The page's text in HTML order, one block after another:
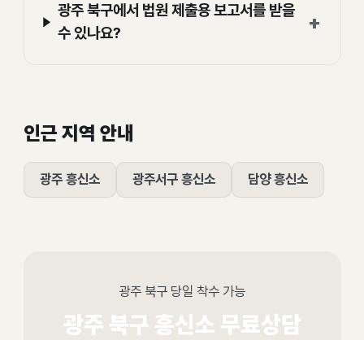
광주 북구에서 법원 제출용 보고서를 받을
수 있나요?
+
인근 지역 안내
광주 흥신소 광주서구 흥신소 담양 흥신소
광주 북구 당일 착수 가능
광주 북구 흥신소 무료상담